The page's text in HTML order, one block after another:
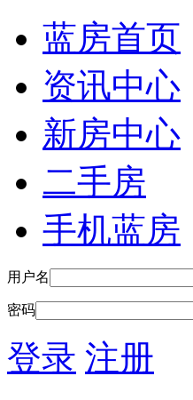
蓝房首页
资讯中心
新房中心
二手房
手机蓝房
用户名
密码
登录 注册